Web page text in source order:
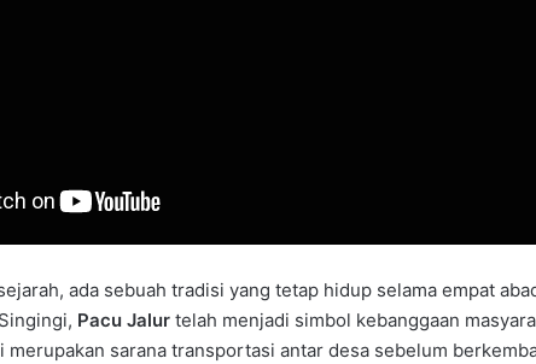
ada sebuah tradisi yang tetap hidup selama empat
Pacu Jalur telah menjadi simbol kebanggaan
merupakan sarana transportasi antar desa sebelum